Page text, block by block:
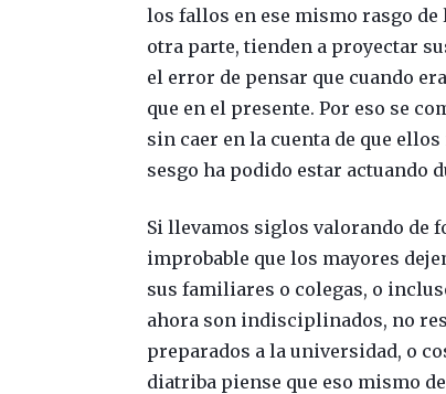
los fallos en ese mismo rasgo
otra parte, tienden a proyectar
el error de pensar que cuando
que en el presente. Por eso se
sin caer en la cuenta de que
sesgo ha podido estar actuando
Si llevamos siglos valorando de
improbable que los mayores
sus familiares o colegas, o
ahora son indisciplinados, no
preparados a la universidad, o
diatriba piense que eso mismo